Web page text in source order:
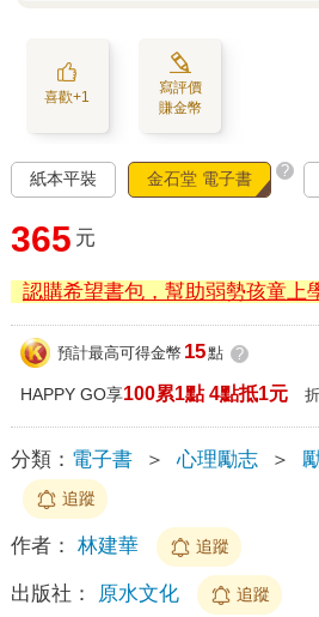
喜歡+1
寫評價
賺金幣
紙本平裝 金石堂 電子書 ?
365 元
認購希望書包，幫助弱勢孩童上
預計最高可得金幣 15點 ?
HAPPY GO享100累1點 4點抵1元
分類： 電子書 ＞ 心理勵志 ＞
追蹤
作者： 林建華 追蹤
出版社： 原水文化 追蹤